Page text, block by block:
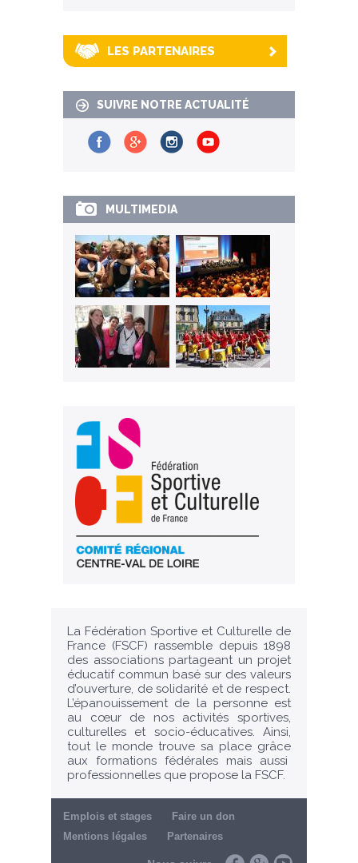
LES PARTENAIRES
SUIVRE NOTRE ACTUALITÉ
MULTIMEDIA
La Fédération Sportive et Culturelle de
France (FSCF) rassemble depuis 1898
des associations partageant un projet
éducatif commun basé sur des valeurs
d’ouverture, de solidarité et de respect.
L’épanouissement de la personne est
au cœur de nos activités sportives,
culturelles et socio-éducatives. Ainsi,
tout le monde trouve sa place grâce
aux formations fédérales mais aussi
professionnelles que propose la FSCF.
Emplois et stages
Faire un don
Mentions légales
Partenaires